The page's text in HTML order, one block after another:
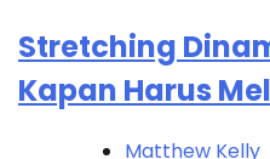
Stretching
Kapan Harus
Matthew Kelly